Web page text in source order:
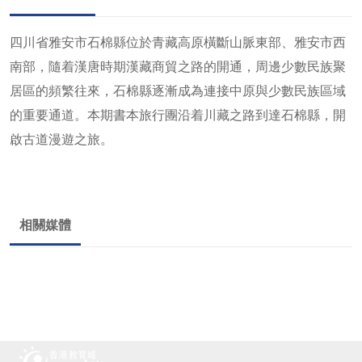
四川省雅安市石棉縣位於青藏高原橫斷山脈東部、雅安市西
南部，隨着漢唐時期漢藏商貿之路的開通，周邊少數民族聚
居區的頻繁往來，石棉縣逐漸成為連接中原與少數民族區域
的重要通道。本期書本旅行團沿着川藏之路到達石棉縣，開
啟古道漫遊之旅。
相關媒體